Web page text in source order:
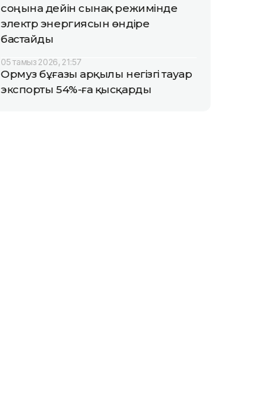
соңына дейін сынақ режимінде
электр энергиясын өндіре
бастайды
05 тамыз 2026, 21:57
Ормуз бұғазы арқылы негізгі тауар
экспорты 54%-ға қысқарды